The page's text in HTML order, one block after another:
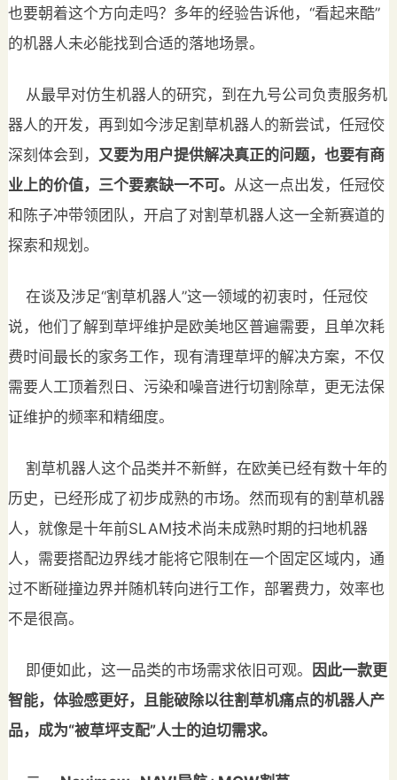
也要朝着这个方向走吗？多年的经验告诉他，“看起来酷”
的机器人未必能找到合适的落地场景。
从最早对仿生机器人的研究，到在九号公司负责服务机
器人的开发，再到如今涉足割草机器人的新尝试，任冠佼
深刻体会到， 又要为用户提供解决真正的问题，也要有商
业上的价值，三个要素缺一不可。 从这一点出发，任冠佼
和陈子冲带领团队，开启了对割草机器人这一全新赛道的
探索和规划。
在谈及涉足“割草机器人”这一领域的初衷时，任冠佼
说，他们了解到草坪维护是欧美地区普遍需要，且单次耗
费时间最长的家务工作，现有清理草坪的解决方案，不仅
需要人工顶着烈日、污染和噪音进行切割除草，更无法保
证维护的频率和精细度。
割草机器人这个品类并不新鲜，在欧美已经有数十年的
历史，已经形成了初步成熟的市场。然而现有的割草机器
人，就像是十年前SLAM技术尚未成熟时期的扫地机器
人，需要搭配边界线才能将它限制在一个固定区域内，通
过不断碰撞边界并随机转向进行工作，部署费力，效率也
不是很高。
即便如此，这一品类的市场需求依旧可观。
因此一款更
智能，体验感更好，且能破除以往割草机痛点的机器人产
品，成为“被草坪支配”人士的迫切需求。